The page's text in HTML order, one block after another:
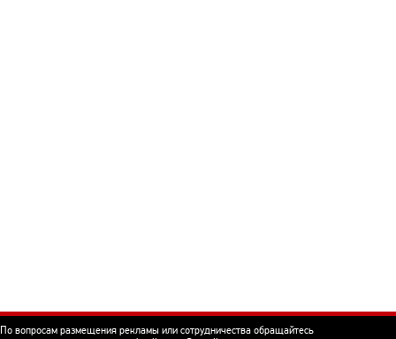
По вопросам размещения рекламы или сотрудничества обращайтесь